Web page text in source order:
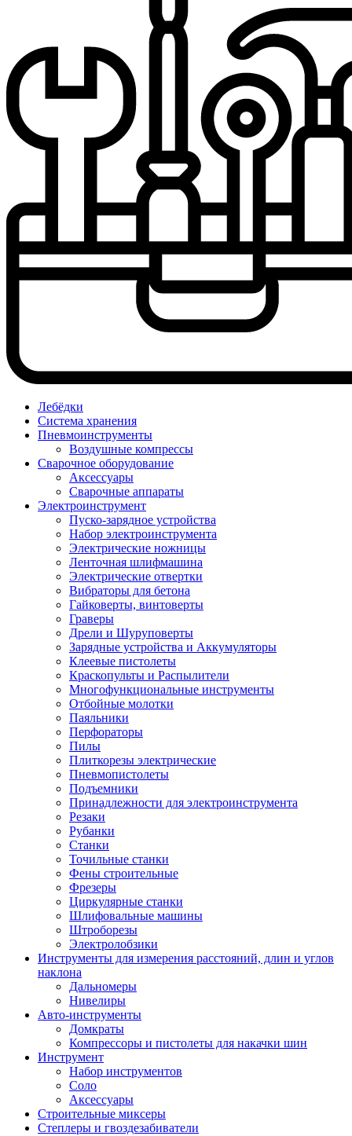
Лебёдки
Система хранения
Пневмоинструменты
Воздушные компрессы
Сварочное оборудование
Аксессуары
Сварочные аппараты
Электроинструмент
Пуско-зарядное устройства
Набор электроинструмента
Электрические ножницы
Ленточная шлифмашина
Электрические отвертки
Вибраторы для бетона
Гайковерты, винтоверты
Граверы
Дрели и Шуруповерты
Зарядные устройства и Аккумуляторы
Клеевые пистолеты
Краскопульты и Распылители
Многофункциональные инструменты
Отбойные молотки
Паяльники
Перфораторы
Пилы
Плиткорезы электрические
Пневмопистолеты
Подъемники
Принадлежности для электроинструмента
Резаки
Рубанки
Станки
Точильные станки
Фены строительные
Фрезеры
Циркулярные станки
Шлифовальные машины
Штроборезы
Электролобзики
Инструменты для измерения расстояний, длин и углов
наклона
Дальномеры
Нивелиры
Авто-инструменты
Домкраты
Компрессоры и пистолеты для накачки шин
Инструмент
Набор инструментов
Соло
Аксессуары
Строительные миксеры
Степлеры и гвоздезабиватели